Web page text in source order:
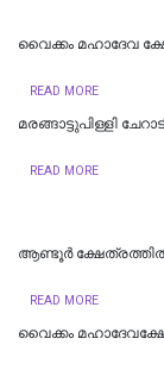
വൈക്കം മഹാദേവ
READ MORE
മരങ്ങാട്ടുപിള്ളി
READ MORE
ആണ്ടൂര്‍
READ MORE
വൈക്കം